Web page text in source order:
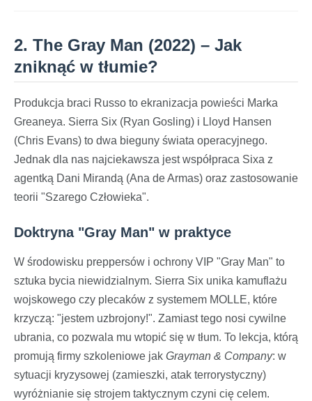
2. The Gray Man (2022) – Jak
zniknąć w tłumie?
Produkcja braci Russo to ekranizacja powieści Marka
Greaneya. Sierra Six (Ryan Gosling) i Lloyd Hansen
(Chris Evans) to dwa bieguny świata operacyjnego.
Jednak dla nas najciekawsza jest współpraca Sixa z
agentką Dani Mirandą (Ana de Armas) oraz zastosowanie
teorii "Szarego Człowieka".
Doktryna "Gray Man" w praktyce
W środowisku preppersów i ochrony VIP "Gray Man" to
sztuka bycia niewidzialnym. Sierra Six unika kamuflażu
wojskowego czy plecaków z systemem MOLLE, które
krzyczą: "jestem uzbrojony!". Zamiast tego nosi cywilne
ubrania, co pozwala mu wtopić się w tłum. To lekcja, którą
promują firmy szkoleniowe jak Grayman & Company: w
sytuacji kryzysowej (zamieszki, atak terrorystyczny)
wyróżnianie się strojem taktycznym czyni cię celem.